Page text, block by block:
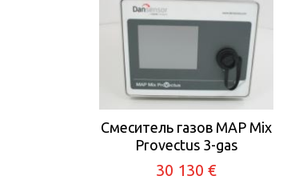
Смеситель газов MAP Mix
Provectus 3-gas
30 130 €